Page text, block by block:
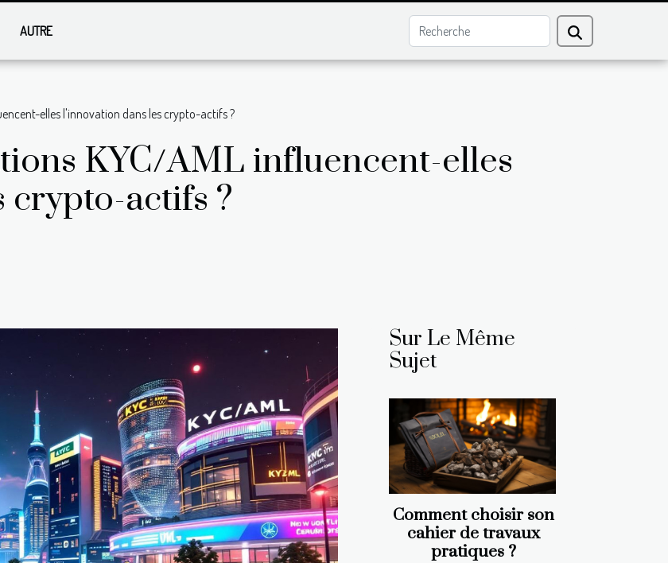
AUTRE
elles l'innovation dans les crypto-actifs ?
KYC/AML influencent-elles
crypto-actifs ?
Sur Le Même
Sujet
Comment choisir son
cahier de travaux
pratiques ?